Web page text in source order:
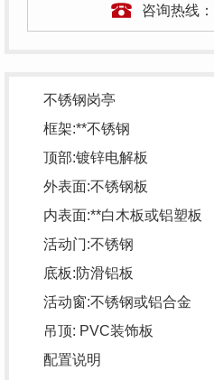
咨询热线：
不锈钢岗亭
框架:**不锈钢
顶部:镀锌电解板
外表面:不锈钢板
内表面:**白木板或铝塑板
活动门:不锈钢
底板:防滑铝板
活动窗:不锈钢或铝合金
吊顶: PVC装饰板
配置说明